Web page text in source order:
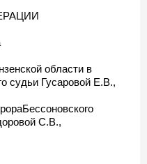
области в
судьи Гусаровой Е.В.,
С.В.,